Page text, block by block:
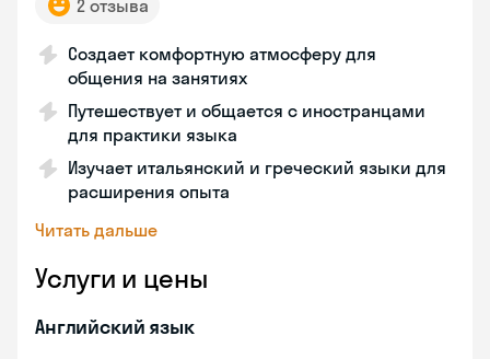
2 отзыва
Создает комфортную атмосферу для
общения на занятиях
Путешествует и общается с иностранцами
для практики языка
Изучает итальянский и греческий языки для
расширения опыта
Читать дальше
Услуги и цены
Английский язык